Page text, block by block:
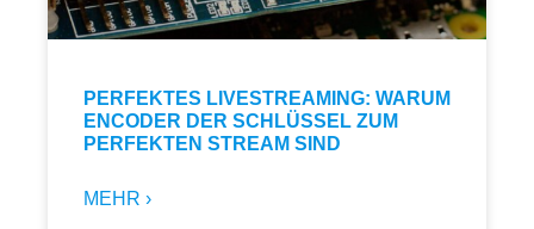
PERFEKTES LIVESTREAMING: WARUM
ENCODER DER SCHLÜSSEL ZUM
PERFEKTEN STREAM SIND
MEHR ›